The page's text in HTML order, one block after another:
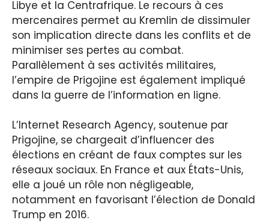
Libye et la Centrafrique. Le recours à ces
mercenaires permet au Kremlin de dissimuler
son implication directe dans les conflits et de
minimiser ses pertes au combat.
Parallèlement à ses activités militaires,
l’empire de Prigojine est également impliqué
dans la guerre de l’information en ligne.
L’Internet Research Agency, soutenue par
Prigojine, se chargeait d’influencer des
élections en créant de faux comptes sur les
réseaux sociaux. En France et aux États-Unis,
elle a joué un rôle non négligeable,
notamment en favorisant l’élection de Donald
Trump en 2016.